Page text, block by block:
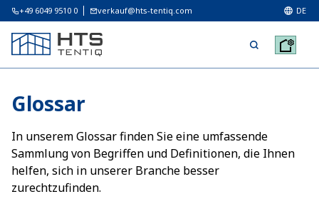
+49 6049 9510 0 verkauf@hts-tentiq.com DE
Glossar
In unserem Glossar finden Sie eine umfassende
Sammlung von Begriffen und Definitionen, die Ihnen
helfen, sich in unserer Branche besser
zurechtzufinden.